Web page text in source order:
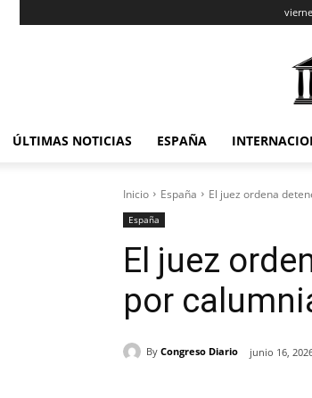
ÚLTIMAS NOTICIAS ESPAÑA
Inicio España El juez ordena
España
El juez
por
By Congreso Diario junio 16,